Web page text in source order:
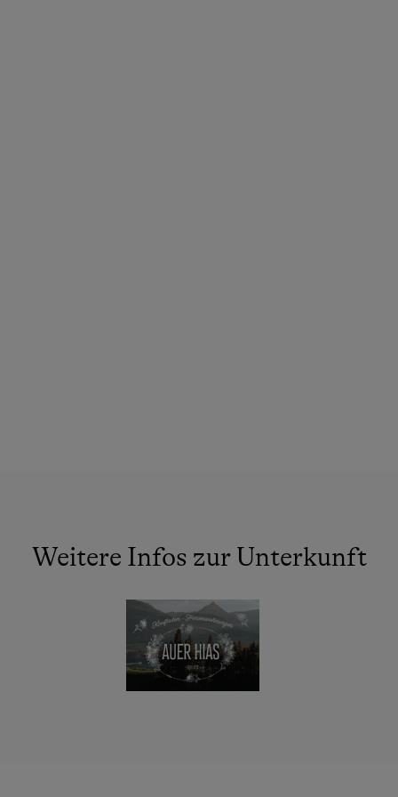
Weitere Infos zur Unterkunft